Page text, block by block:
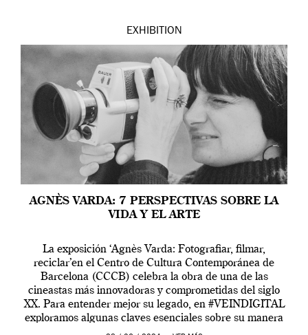
EXHIBITION
AGNÈS VARDA: 7 PERSPECTIVAS SOBRE LA
VIDA Y EL ARTE
La exposición ‘Agnès Varda: Fotografiar, filmar,
reciclar’en el Centro de Cultura Contemporánea de
Barcelona (CCCB) celebra la obra de una de las
cineastas más innovadoras y comprometidas del siglo
XX. Para entender mejor su legado, en #VEINDIGITAL
exploramos algunas claves esenciales sobre su manera
de entender la vida, el cine y el arte contemporáneo.